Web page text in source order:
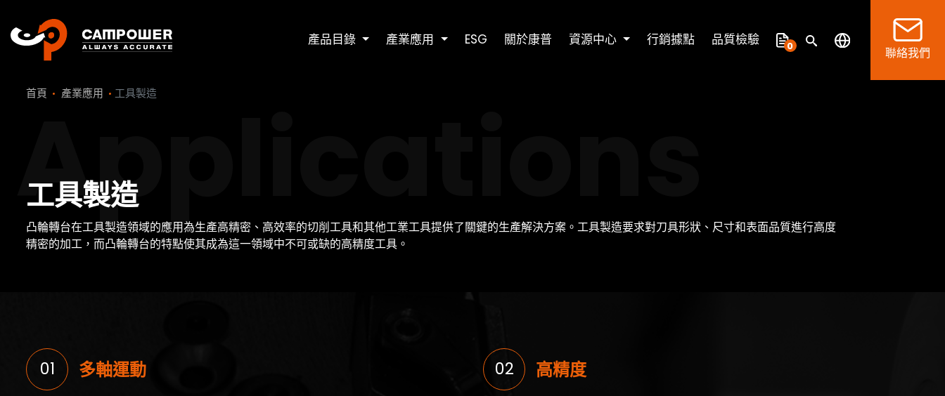
產品目錄 產業應用 ESG 關於康普 資源中心 行銷據點 品質檢驗 0 聯絡我們
首頁 產業應用 工具製造
Applications
工具製造
凸輪轉台在工具製造領域的應用為生產高精密、高效率的切削工具和其他工業工具提供了關鍵的生產解決方案。工具製造要求對刀具形狀、尺寸和表面品質進行高度
精密的加工，而凸輪轉台的特點使其成為這一領域中不可或缺的高精度工具。
01 多軸運動 02 高精度